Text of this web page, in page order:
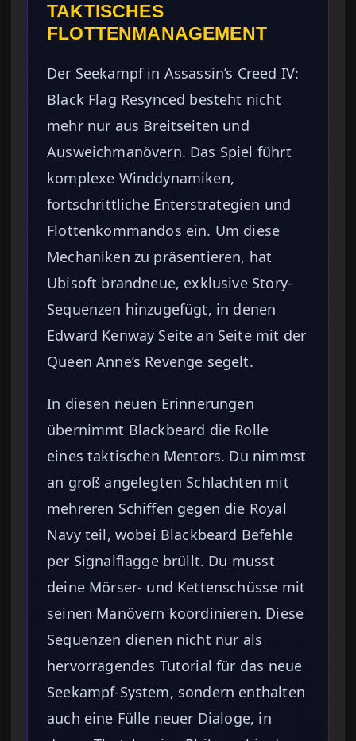
TAKTISCHES
FLOTTENMANAGEMENT
Der Seekampf in Assassin’s Creed IV:
Black Flag Resynced besteht nicht
mehr nur aus Breitseiten und
Ausweichmanövern. Das Spiel führt
komplexe Winddynamiken,
fortschrittliche Enterstrategien und
Flottenkommandos ein. Um diese
Mechaniken zu präsentieren, hat
Ubisoft brandneue, exklusive Story-
Sequenzen hinzugefügt, in denen
Edward Kenway Seite an Seite mit der
Queen Anne’s Revenge segelt.
In diesen neuen Erinnerungen
übernimmt Blackbeard die Rolle
eines taktischen Mentors. Du nimmst
an groß angelegten Schlachten mit
mehreren Schiffen gegen die Royal
Navy teil, wobei Blackbeard Befehle
per Signalflagge brüllt. Du musst
deine Mörser- und Kettenschüsse mit
seinen Manövern koordinieren. Diese
Sequenzen dienen nicht nur als
hervorragendes Tutorial für das neue
Seekampf-System, sondern enthalten
auch eine Fülle neuer Dialoge, in